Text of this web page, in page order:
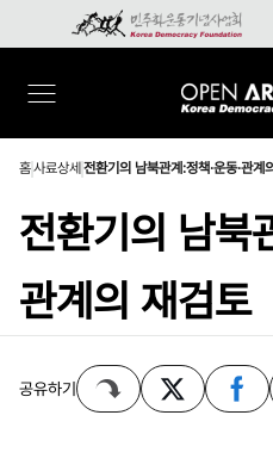
홈사료상세 전환기의 남북관계:정책·운동·관계
전환기의 남북
관계의 재검토
공유하기